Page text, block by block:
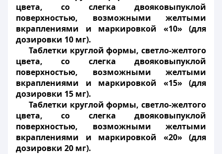
цвета, со слегка двояковыпуклой
поверхностью, возможными желтыми
вкраплениями и маркировкой «10» (для
дозировки 10 мг).
Таблетки круглой формы, светло-желтого
цвета, со слегка двояковыпуклой
поверхностью, возможными желтыми
вкраплениями и маркировкой «15» (для
дозировки 15 мг).
Таблетки круглой формы, светло-желтого
цвета, со слегка двояковыпуклой
поверхностью, возможными желтыми
вкраплениями и маркировкой «20» (для
дозировки 20 мг).